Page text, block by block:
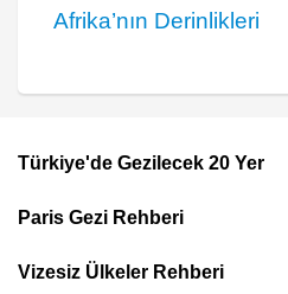
Afrika’nın Derinlikleri
Top
Menu
Türkiye'de Gezilecek 20 Yer
Paris Gezi Rehberi
Vizesiz Ülkeler Rehberi